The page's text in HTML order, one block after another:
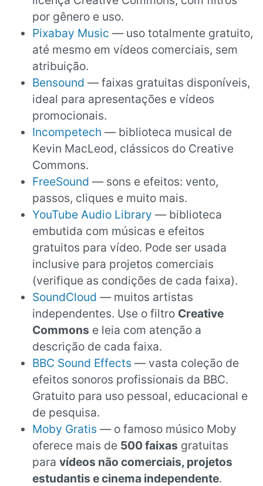
por gênero e uso.
Pixabay Music — uso totalmente gratuito,
até mesmo em vídeos comerciais, sem
atribuição.
Bensound — faixas gratuitas disponíveis,
ideal para apresentações e vídeos
promocionais.
Incompetech — biblioteca musical de
Kevin MacLeod, clássicos do Creative
Commons.
FreeSound — sons e efeitos: vento,
passos, cliques e muito mais.
YouTube Audio Library — biblioteca
embutida com músicas e efeitos
gratuitos para vídeo. Pode ser usada
inclusive para projetos comerciais
(verifique as condições de cada faixa).
SoundCloud — muitos artistas
independentes. Use o filtro Creative
Commons e leia com atenção a
descrição de cada faixa.
BBC Sound Effects — vasta coleção de
efeitos sonoros profissionais da BBC.
Gratuito para uso pessoal, educacional e
de pesquisa.
Moby Gratis — o famoso músico Moby
oferece mais de 500 faixas gratuitas
para vídeos não comerciais, projetos
estudantis e cinema independente.